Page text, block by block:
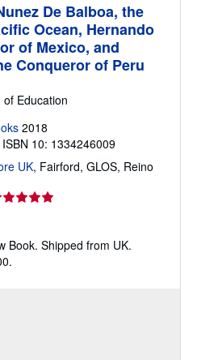
De Balboa, the
Ocean, Hernando
of Mexico, and
Conqueror of Peru
Education
2018
10: 1334246009
UK, Fairford, GLOS, Reino
Book. Shipped from UK.